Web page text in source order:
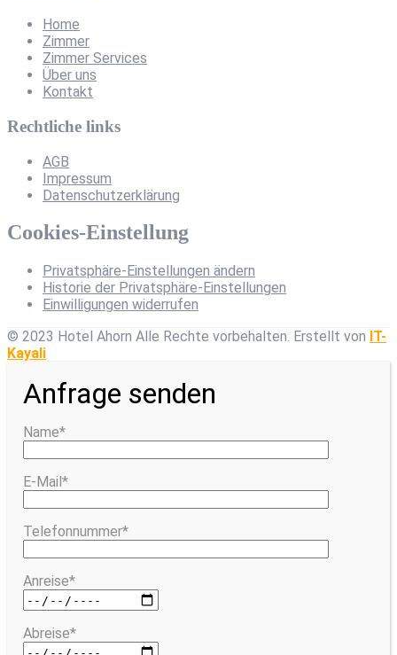
Home
Zimmer
Zimmer Services
Über uns
Kontakt
Rechtliche links
AGB
Impressum
Datenschutzerklärung
Cookies-Einstellung
Privatsphäre-Einstellungen ändern
Historie der Privatsphäre-Einstellungen
Einwilligungen widerrufen
© 2023 Hotel Ahorn Alle Rechte vorbehalten. Erstellt von IT-
Kayali
Anfrage senden
Name*
E-Mail*
Telefonnummer*
Anreise*
Abreise*